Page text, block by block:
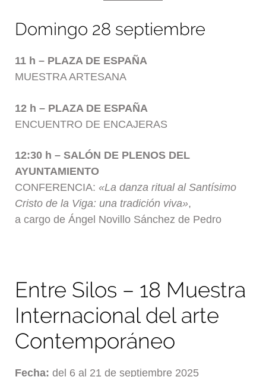
Domingo 28 septiembre
11 h – PLAZA DE ESPAÑA
MUESTRA ARTESANA
12 h – PLAZA DE ESPAÑA
ENCUENTRO DE ENCAJERAS
12:30 h – SALÓN DE PLENOS DEL
AYUNTAMIENTO
CONFERENCIA:«La danza ritual al Santísimo
Cristo de la Viga: una tradición viva»,
a cargo de Ángel Novillo Sánchez de Pedro
Entre Silos – 18 Muestra
Internacional del arte
Contemporáneo
Fecha:del 6 al 21 de septiembre 2025